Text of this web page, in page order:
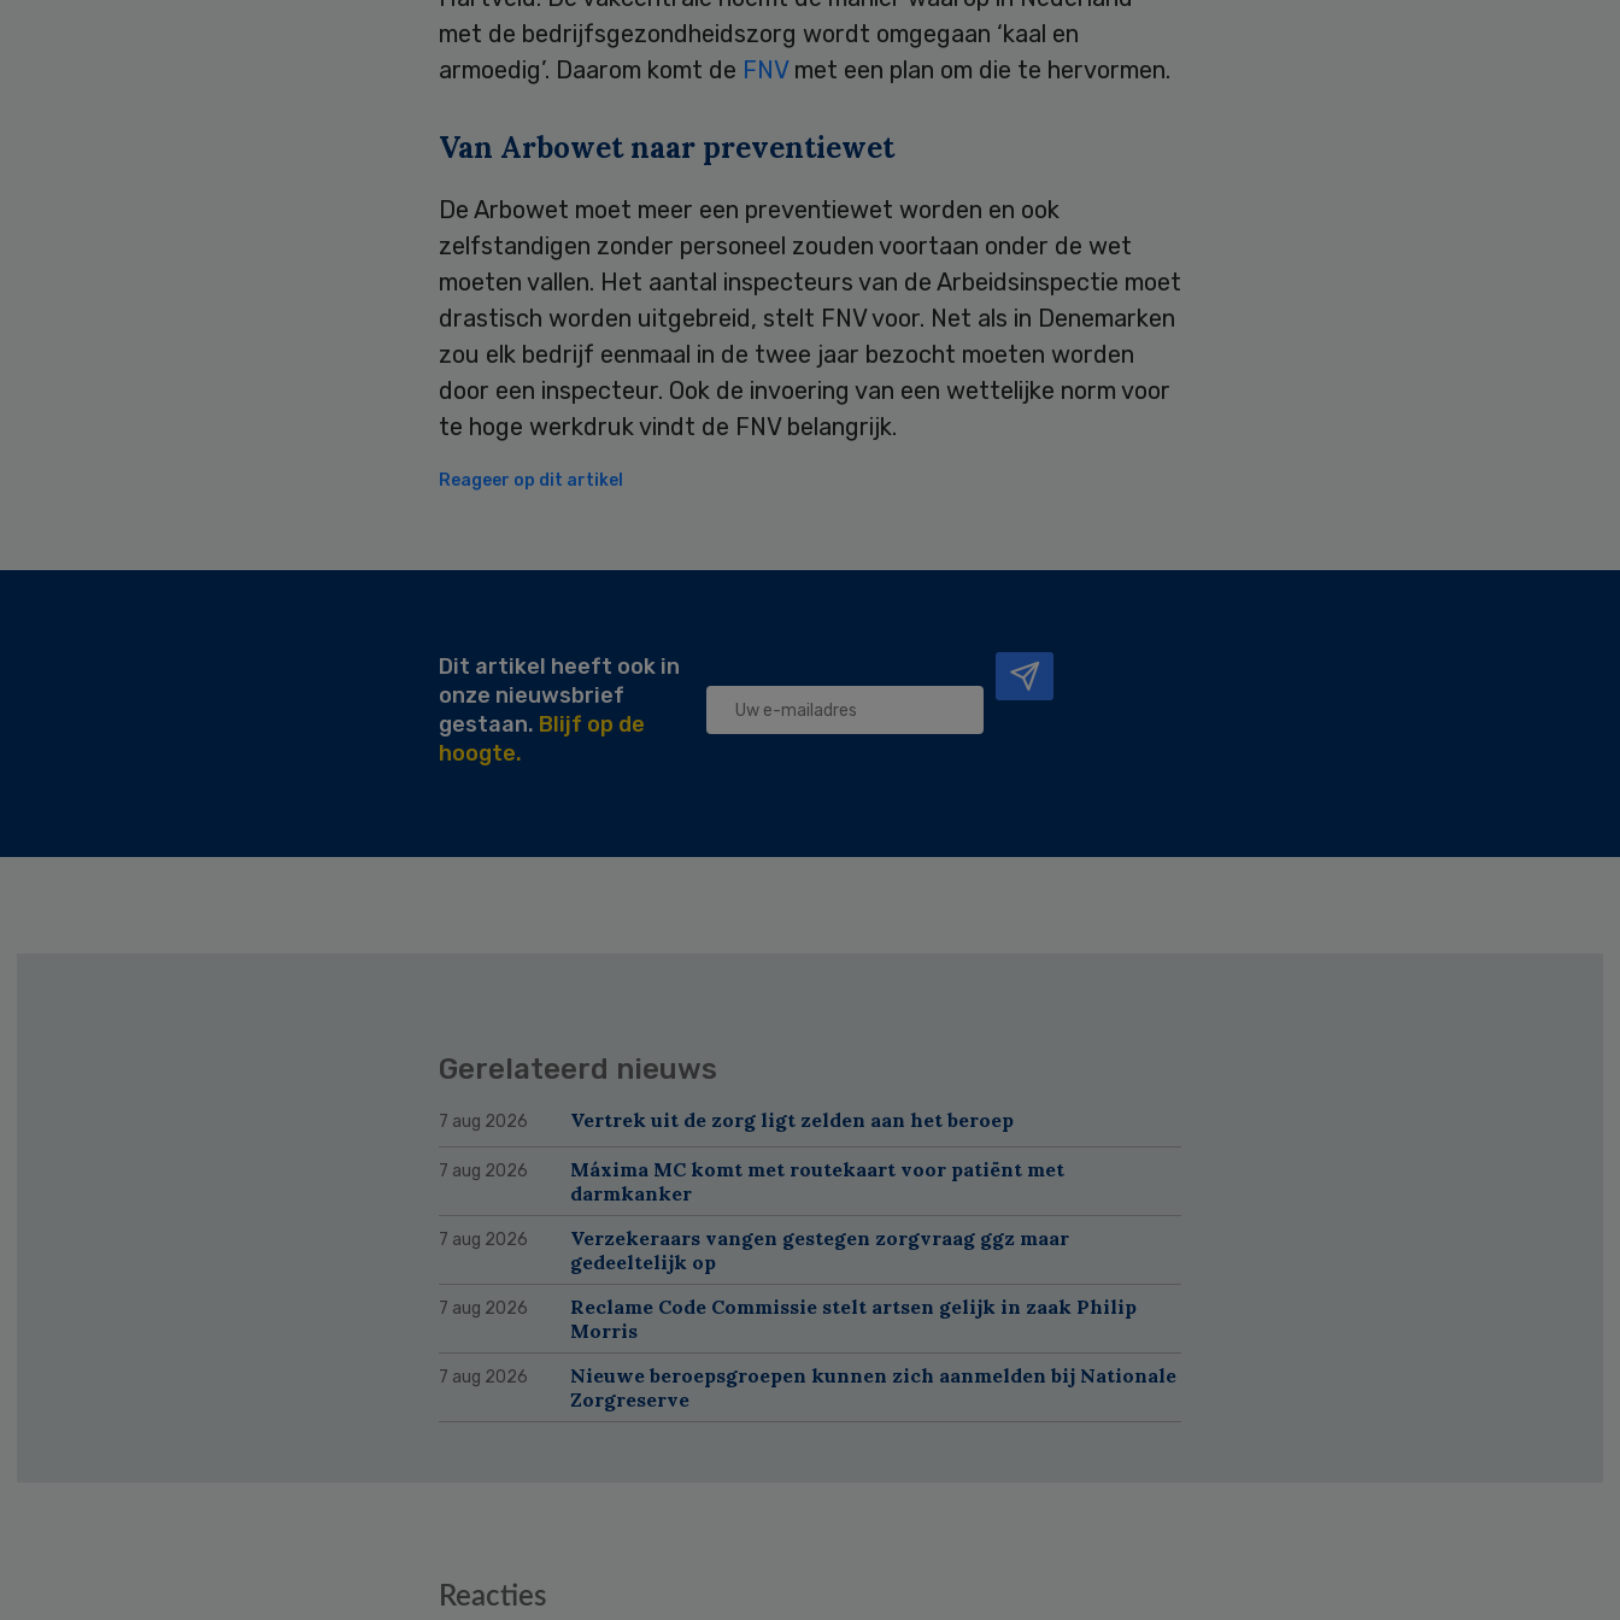
met de bedrijfsgezondheidszorg wordt omgegaan ‘kaal en
armoedig’. Daarom komt de FNVmet een plan om die te hervormen.
Van Arbowet naar preventiewet
De Arbowet moet meer een preventiewet worden en ook
zelfstandigen zonder personeel zouden voortaan onder de wet
moeten vallen. Het aantal inspecteurs van de Arbeidsinspectie moet
drastisch worden uitgebreid, stelt FNV voor. Net als in Denemarken
zou elk bedrijf eenmaal in de twee jaar bezocht moeten worden
door een inspecteur. Ook de invoering van een wettelijke norm voor
te hoge werkdruk vindt de FNV belangrijk.
Reageer op dit artikel
Dit artikel heeft ook in
onze nieuwsbrief
gestaan. Blijf op de
hoogte.
Gerelateerd nieuws
7 aug 2026 Vertrek uit de zorg ligt zelden aan het beroep
7 aug 2026
Máxima MC komt met routekaart voor patiënt met
darmkanker
7 aug 2026
Verzekeraars vangen gestegen zorgvraag ggz maar
gedeeltelijk op
7 aug 2026
Reclame Code Commissie stelt artsen gelijk in zaak Philip
Morris
7 aug 2026
Nieuwe beroepsgroepen kunnen zich aanmelden bij Nationale
Zorgreserve
Reacties